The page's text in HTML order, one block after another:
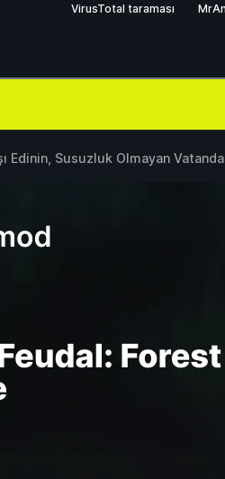
VirusTotal taraması
Edinin, Susuzluk Olmayan